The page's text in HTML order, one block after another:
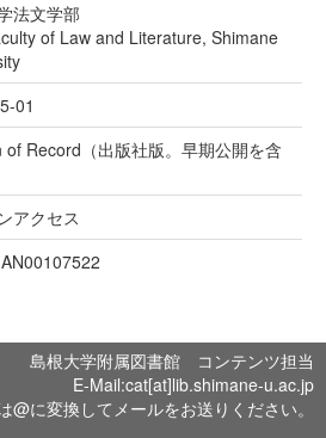
法文学部
of Law and Literature, Shimane
01
of Record（出版社版。早期公開を含
アクセス
AN00107522
島根大学附属図書館 コンテンツ担当
E-Mail:cat[at]lib.shimane-u.ac.jp
@に変換してメールをお送りください。